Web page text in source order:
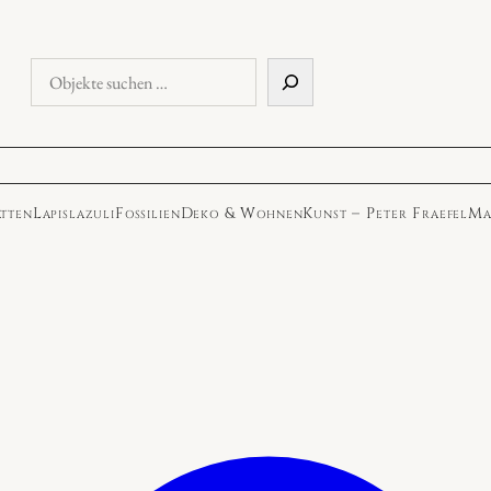
Objekte
suchen
LapislazuliFossilienDeko & WohnenKunst – Peter Fraefel